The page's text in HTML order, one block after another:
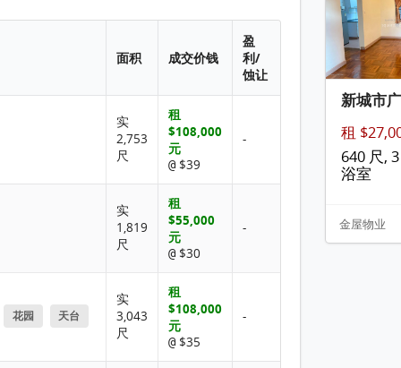
面积 成交价钱
盈
利/
蚀让
实
2,753
尺
租
$108,000
元
@ $39
-
实
1,819
尺
租
$55,000
元
@ $30
-
花园 天台
实
3,043
尺
租
$108,000
元
@ $35
-
新城市
租
640 尺,
浴室
金屋物业